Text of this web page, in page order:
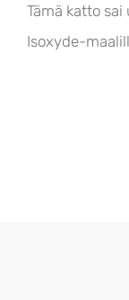
Tämä katto
Isoxyde-